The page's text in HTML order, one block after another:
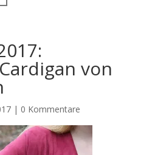
von
| 0 Kommentare